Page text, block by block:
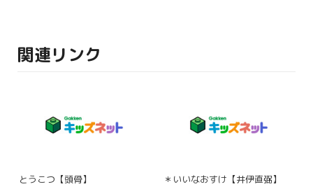
関連リンク
とうこつ【頭骨】 ＊いいなおすけ【井伊直弼】